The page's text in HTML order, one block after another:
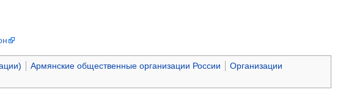
Армянские общественные организации России
Организации